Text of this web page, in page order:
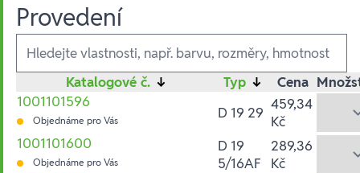
Provedení
Ausführungen
Katalogové č. ↓ Typ ↓ Cena
1001101596
Objednáme pro Vás D 19 29 459,34
Kč
1001101600
Objednáme pro Vás
D 19
5/16AF
289,36
Kč